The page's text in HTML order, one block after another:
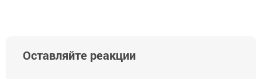
Оставляйте реакции